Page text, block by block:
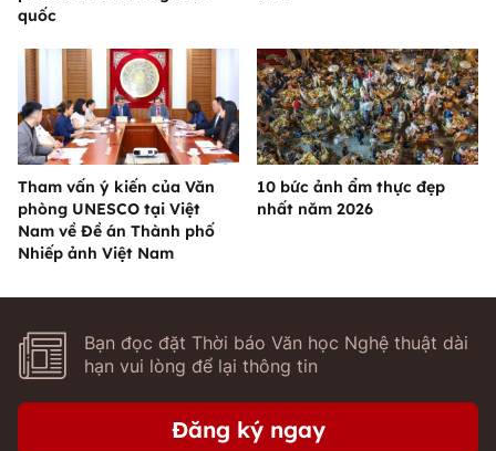
quốc
Tham vấn ý kiến của Văn
phòng UNESCO tại Việt
Nam về Đề án Thành phố
Nhiếp ảnh Việt Nam
10 bức ảnh ẩm thực đẹp
nhất năm 2026
Bạn đọc đặt Thời báo Văn học Nghệ thuật dài
hạn vui lòng để lại thông tin
Đăng ký ngay